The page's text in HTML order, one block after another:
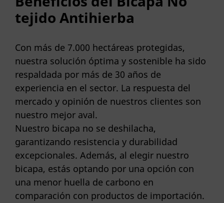
tejido Antihierba
Con más de 7.000 hectáreas protegidas,
nuestra solución óptima y sostenible ha sido
respaldada por más de 30 años de
experiencia en el sector. La respuesta del
mercado y opinión de nuestros clientes son
nuestro mejor aval.
Nuestro bicapa no se deshilacha,
garantizando resistencia y durabilidad
excepcionales. Además, al elegir nuestro
bicapa, estás optando por una opción con
una menor huella de carbono en
comparación con productos de importación.